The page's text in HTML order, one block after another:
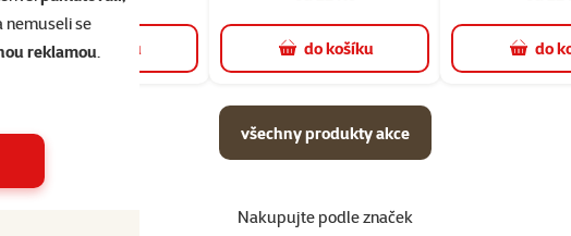
nemuseli se
reklamou.
do košíku do košíku do
všechny produkty akce
Nakupujte podle značek